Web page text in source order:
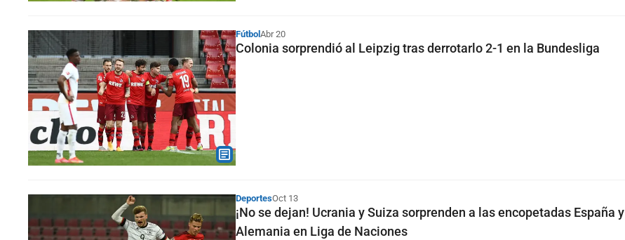
Fútbol Abr 20
Colonia sorprendió al Leipzig tras derrotarlo 2-1 en la Bundesliga
DeportesOct 13
¡No se dejan! Ucrania y Suiza sorprenden a las encopetadas España y
Alemania en Liga de Naciones